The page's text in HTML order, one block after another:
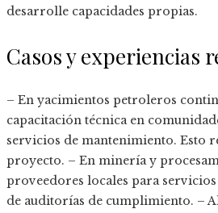
desarrolle capacidades propias.
Casos y experiencias
– En yacimientos petroleros
capacitación técnica en
servicios de mantenimiento. Esto
proyecto. – En minería y
proveedores locales para
de auditorías de cumplimiento. –